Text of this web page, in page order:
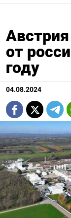
от
году
04.08.2024